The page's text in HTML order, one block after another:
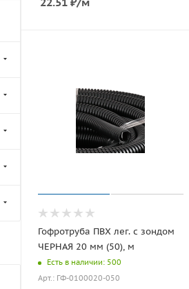
Гофротруба ПВХ лег. с зондом
ЧЕРНАЯ 20 мм (50), м
Есть в наличии: 500
Арт.: ГФ-0100020-050